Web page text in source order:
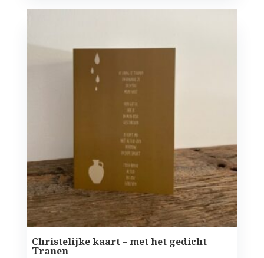
Christelijke kaart – met het gedicht
Tranen